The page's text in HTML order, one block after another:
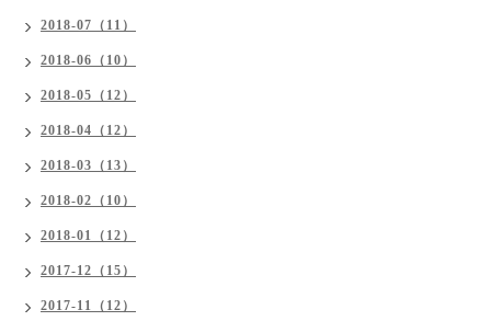
2018-07（11）
2018-06（10）
2018-05（12）
2018-04（12）
2018-03（13）
2018-02（10）
2018-01（12）
2017-12（15）
2017-11（12）